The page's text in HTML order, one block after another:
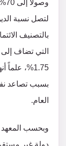
بالتصنيف
التي تضاف إلى
1.75%،
بسبب تصاعد
العام.
وبحسب المعهد